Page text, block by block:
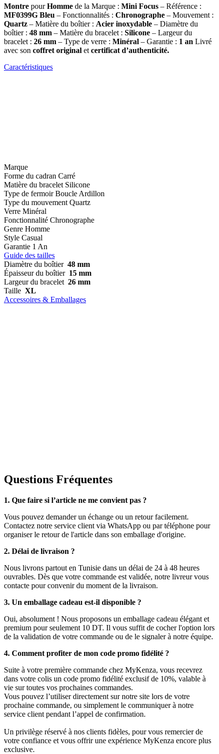
Montre pourHomme de la Marque : Mini Focus – Référence :
MF0399G Bleu – Fonctionnalités : Chronographe – Mouvement :
Quartz – Matière du boîtier : Acier inoxydable – Diamètre du
boîtier : 48 mm – Matière du bracelet : Silicone – Largeur du
bracelet : 26 mm – Type de verre : Minéral – Garantie : 1 an Livré
avec son coffret original et certificat d’authenticité.
Caractéristiques
Marque
Forme du cadran Carré
Matière du bracelet Silicone
Type de fermoir Boucle Ardillon
Type du mouvement Quartz
Verre Minéral
Fonctionnalité Chronographe
Genre Homme
Style Casual
Garantie 1 An
Guide des tailles
Diamètre du boîtier 48 mm
Épaisseur du boîtier 15 mm
Largeur du bracelet 26 mm
Taille XL
Accessoires & Emballages
Questions Fréquentes
1. Que faire si l’article ne me convient pas ?
Vous pouvez demander un échange ou un retour facilement.
Contactez notre service client via WhatsApp ou par téléphone pour
organiser le retour de l'article dans son emballage d'origine.
2. Délai de livraison ?
Nous livrons partout en Tunisie dans un délai de 24 à 48 heures
ouvrables. Dès que votre commande est validée, notre livreur vous
contacte pour convenir du moment de la livraison.
3. Un emballage cadeau est-il disponible ?
Oui, absolument ! Nous proposons un emballage cadeau élégant et
premium pour seulement 10 DT. Il vous suffit de cocher l'option lors
de la validation de votre commande ou de le signaler à notre équipe.
4. Comment profiter de mon code promo fidélité ?
Suite à votre première commande chez MyKenza, vous recevrez
dans votre colis un code promo fidélité exclusif de 10%, valable à
vie sur toutes vos prochaines commandes.
Vous pouvez l’utiliser directement sur notre site lors de votre
prochaine commande, ou simplement le communiquer à notre
service client pendant l’appel de confirmation.
Un privilège réservé à nos clients fidèles, pour vous remercier de
votre confiance et vous offrir une expérience MyKenza encore plus
exclusive.